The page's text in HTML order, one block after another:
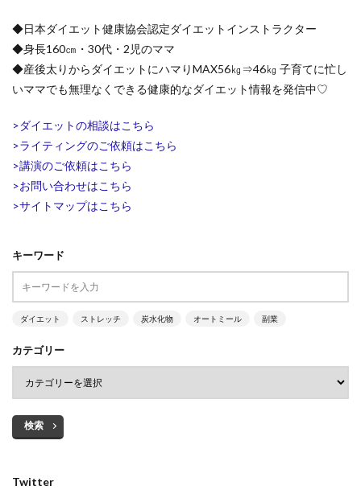
◆日本ダイエット健康協会認定ダイエットインストラクター
◆身長160㎝・30代・2児のママ
◆産後太りからダイエットにハマりMAX56㎏⇒46㎏ 子育てに忙し
いママでも無理なくできる健康的なダイエット情報を発信中♡
>ダイエットの相談はこちら
>ライティングのご依頼はこちら
>講演のご依頼はこちら
>お問い合わせはこちら
>サイトマップはこちら
キーワード
ダイエット ストレッチ 炭水化物 オートミール 副業
カテゴリー
検索
Twitter